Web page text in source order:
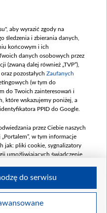
PLN
październik 350
PLN
2025
mln)
000,00 PLN
2026 (wpłata
180 mln, 8
000,00 PLN
aby wyrazić zgody na
śledzenia i zbierania danych,
końcowym i ich
danych osobowych przez
(zwaną dalej również „TVP”),
oraz pozostałych Zaufanych
(w tym do
do Twoich zainteresowań i
które wskazujemy poniżej, a
PPID do Google.
przez Ciebie naszych
w tym informacje
jak: pliki cookie, sygnalizatory
umożliwiających świadczenie
przez Ciebie
do serwisu